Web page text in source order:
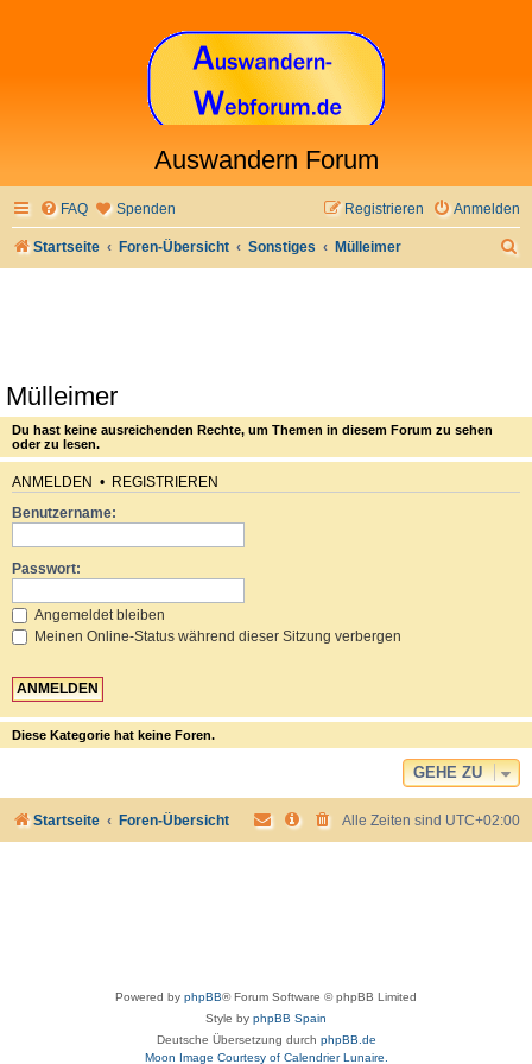
Auswandern Forum
FAQ Spenden Anmelden
Registrieren
Startseite Foren-Übersicht Sonstiges Mülleimer
Mülleimer
Du hast keine ausreichenden Rechte, um Themen in diesem Forum zu sehen
oder zu lesen.
ANMELDEN • REGISTRIEREN
Benutzername:
Passwort:
Angemeldet bleiben
Meinen Online-Status während dieser Sitzung verbergen
Diese Kategorie hat keine Foren.
GEHE ZU
Startseite Foren-Übersicht Alle Zeiten sind UTC+02:00
Powered by phpBB® Forum Software © phpBB Limited
Style by phpBB Spain
Deutsche Übersetzung durch phpBB.de
Moon Image Courtesy of Calendrier Lunaire.